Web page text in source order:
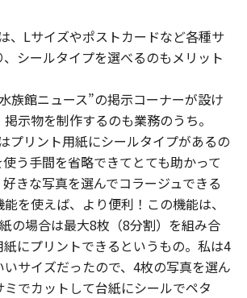
、Lサイズやポストカードなど各種サ
シールタイプを選べるのもメリット
族館ニュース”の掲示コーナーが設け
示物を制作するのも業務のうち。
プリント用紙にシールタイプがあるの
う手間を省略できてとても助かって
きな写真を選んでコラージュできる
を使えば、より便利！この機能は、
の場合は最大8枚（8分割）を組み合
にプリントできるというもの。私は4
サイズだったので、4枚の写真を選ん
でカットして台紙にシールでペタ